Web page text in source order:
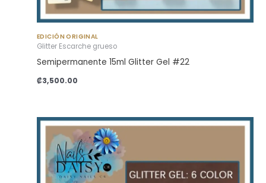
EDICIÓN ORIGINAL
Glitter Escarche grueso
Semipermanente 15ml Glitter Gel #22
₡3,500.00